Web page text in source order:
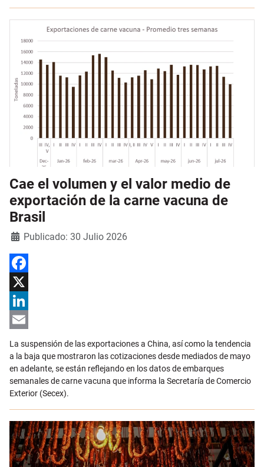
Cae el volumen y el valor medio de
exportación de la carne vacuna de
Brasil
DetallesPublicado: 30 Julio 2026
Facebook
X
LinkedIn
La suspensión de las exportaciones a China, así como la tendencia
a la baja que mostraron las cotizaciones desde mediados de mayo
en adelante, se están reflejando en los datos de embarques
semanales de carne vacuna que informa la Secretaría de Comercio
Exterior (Secex).